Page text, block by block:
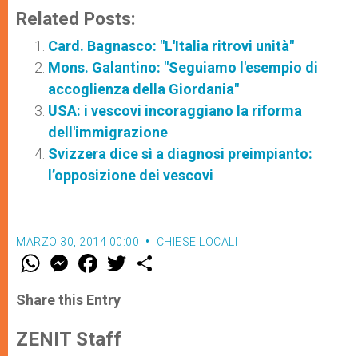
Related Posts:
Card. Bagnasco: "L'Italia ritrovi unità"
Mons. Galantino: "Seguiamo l'esempio di
accoglienza della Giordania"
USA: i vescovi incoraggiano la riforma
dell'immigrazione
Svizzera dice sì a diagnosi preimpianto:
l’opposizione dei vescovi
MARZO 30, 2014 00:00 CHIESE LOCALI
W
t
s
p
p
M
e
s
e
g
e
F
a
e
b
o
k
w
Share this Entry
ZENIT Staff